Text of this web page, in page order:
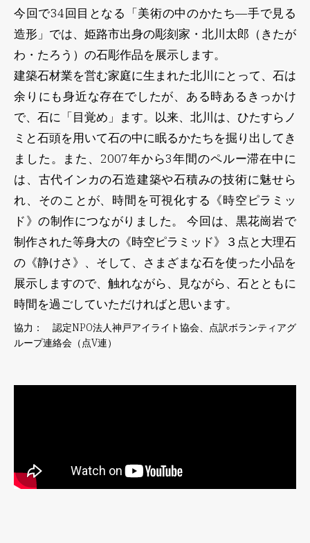
今回で34回目となる「美術の中のかたち―手で見る
造形」では、姫路市出身の彫刻家・北川太郎（きたが
わ・たろう）の石彫作品を展示します。
建築石材業を営む家庭に生まれた北川にとって、石は
余りにも身近な存在でしたが、ある時あるきっかけ
で、石に「目覚め」ます。以来、北川は、ひたすらノ
ミと石頭を用いて石の中に眠るかたちを掘り出してき
ました。また、2007年から3年間のペルー滞在中に
は、古代インカの石造建築や石積みの技術に魅せら
れ、そのことが、時間を可視化する《時空ピラミッ
ド》の制作につながりました。 今回は、黒花崗岩で
制作された等身大の《時空ピラミッド》３点と大理石
の《静けさ》、そして、さまざまな石を使った小品を
展示しますので、触れながら、見ながら、石とともに
時間を過ごしていただければと思います。
協力： 認定NPO法人神戸アイライト協会、点訳ボランティアグ
ループ連絡会（点V連）